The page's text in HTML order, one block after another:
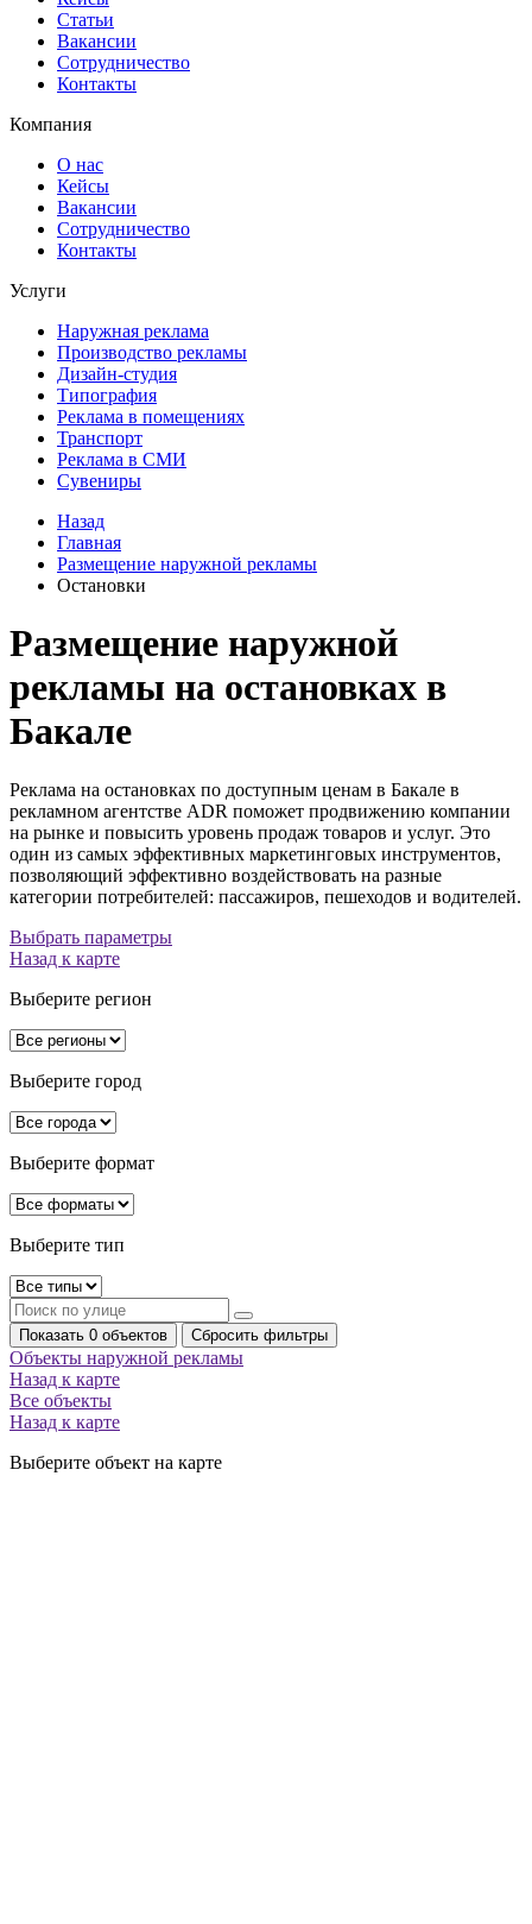
Статьи
Вакансии
Сотрудничество
Контакты
Компания
О нас
Кейсы
Вакансии
Сотрудничество
Контакты
Услуги
Наружная реклама
Производство рекламы
Дизайн-студия
Типография
Реклама в помещениях
Транспорт
Реклама в СМИ
Сувениры
Назад
Главная
Размещение наружной рекламы
Остановки
Размещение наружной
рекламы на остановках в
Бакале
Реклама на остановках по доступным ценам в Бакале в
рекламном агентстве ADR поможет продвижению компании
на рынке и повысить уровень продаж товаров и услуг. Это
один из самых эффективных маркетинговых инструментов,
позволяющий эффективно воздействовать на разные
категории потребителей: пассажиров, пешеходов и водителей.
Выбрать параметры
Назад к карте
Выберите регион
Выберите город
Выберите формат
Выберите тип
Показать 0 объектов Сбросить фильтры
Объекты наружной рекламы
Назад к карте
Все объекты
Назад к карте
Выберите объект на карте